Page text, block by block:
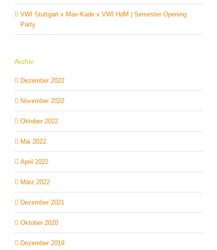
VWI Stuttgart x Max-Kade x VWI HdM | Semester Opening
Party
Archiv
Dezember 2022
November 2022
Oktober 2022
Mai 2022
April 2022
März 2022
Dezember 2021
Oktober 2020
Dezember 2019